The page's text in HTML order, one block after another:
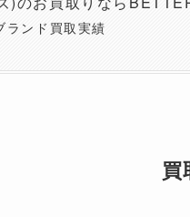
ランド買取実績